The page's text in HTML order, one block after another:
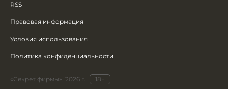
RSS
Правовая информация
Условия использования
Политика конфиденциальности
«Секрет фирмы», 2026 г.
18+